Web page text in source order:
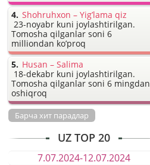
Shohruhxon – Yig’lama qiz
23-noyabr kuni joylashtirilgan.
Tomosha qilganlar soni 6
milliondan ko’proq
Husan – Salima
18-dekabr kuni joylashtirilgan.
Tomosha qilganlar soni 6 mingdan
oshiqroq
Барча хит парадлар
UZ TOP 20
7.07.2024-12.07.2024